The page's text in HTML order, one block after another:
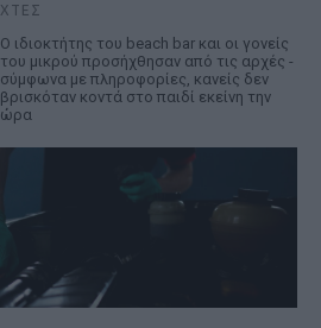
ΧΤΕΣ
Ο ιδιοκτήτης του beach bar και οι γονείς
του μικρού προσήχθησαν από τις αρχές -
σύμφωνα με πληροφορίες, κανείς δεν
βρισκόταν κοντά στο παιδί εκείνη την
ώρα